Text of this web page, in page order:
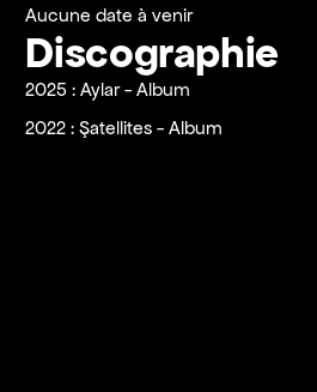
Aucune date à venir
Discographie
2025 : Aylar - Album
2022 : Şatellites - Album